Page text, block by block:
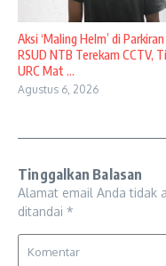
Aksi ‘Maling Helm’ di Parkiran
RSUD NTB Terekam CCTV,
URC Mat ...
Agustus 6, 2026
Tinggalkan Balasan
Alamat email Anda tidak
ditandai *